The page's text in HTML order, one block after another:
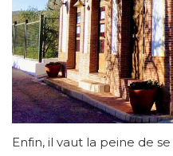
Enfin, il vaut la peine de